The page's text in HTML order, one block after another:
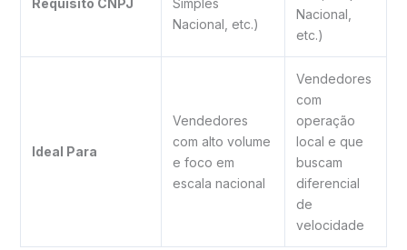
Requisito CNPJ
Simples
Nacional, etc.)
Nacional,
etc.)
Ideal Para
Vendedores
com alto volume
e foco em
escala nacional
Vendedores
com
operação
local e que
buscam
diferencial
de
velocidade